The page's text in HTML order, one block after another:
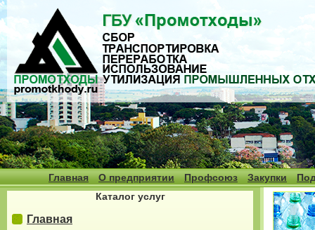
Главная О предприятии Профсоюз Закупки
Каталог услуг
Главная